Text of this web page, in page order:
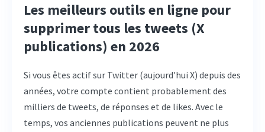
Les meilleurs outils en ligne pour
supprimer tous les tweets (X
publications) en 2026
Si vous êtes actif sur Twitter (aujourd'hui X) depuis des
années, votre compte contient probablement des
milliers de tweets, de réponses et de likes. Avec le
temps, vos anciennes publications peuvent ne plus